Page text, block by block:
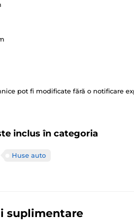
pot fi modificate fără o notificare
inclus în categoria
Huse auto
suplimentare